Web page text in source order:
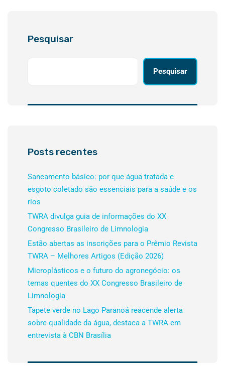
Pesquisar
Pesquisar
Posts recentes
Saneamento básico: por que água tratada e
esgoto coletado são essenciais para a saúde e os
rios
TWRA divulga guia de informações do XX
Congresso Brasileiro de Limnologia
Estão abertas as inscrições para o Prêmio Revista
TWRA – Melhores Artigos (Edição 2026)
Microplásticos e o futuro do agronegócio: os
temas quentes do XX Congresso Brasileiro de
Limnologia
Tapete verde no Lago Paranoá reacende alerta
sobre qualidade da água, destaca a TWRA em
entrevista à CBN Brasília